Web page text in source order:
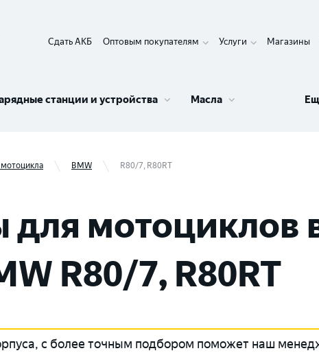
Сдать АКБ Оптовым покупателям Услуги Магазины
станции и устройства Масла
BMW R80/7, R80RT
мотоциклов
R80/7, R80RT
с более точным подбором поможет наш